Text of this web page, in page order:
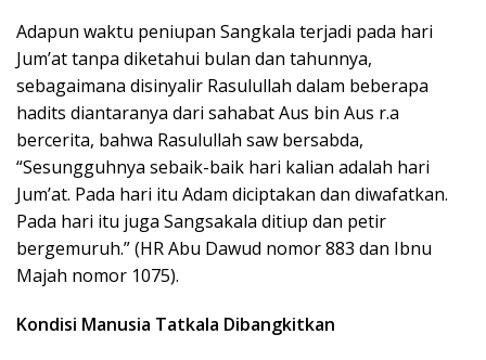
Adapun waktu peniupan Sangkala terjadi pada hari
Jum’at tanpa diketahui bulan dan tahunnya,
sebagaimana disinyalir Rasulullah dalam beberapa
hadits diantaranya dari sahabat Aus bin Aus r.a
bercerita, bahwa Rasulullah saw bersabda,
“Sesungguhnya sebaik-baik hari kalian adalah hari
Jum’at. Pada hari itu Adam diciptakan dan diwafatkan.
Pada hari itu juga Sangsakala ditiup dan petir
bergemuruh.” (HR Abu Dawud nomor 883 dan Ibnu
Majah nomor 1075).
Kondisi Manusia Tatkala Dibangkitkan